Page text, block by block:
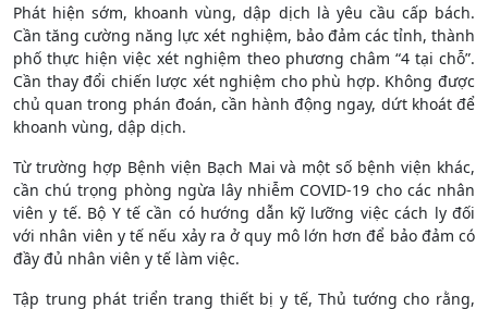
Phát hiện sớm, khoanh vùng, dập dịch là yêu cầu cấp bách.
Cần tăng cường năng lực xét nghiệm, bảo đảm các tỉnh, thành
phố thực hiện việc xét nghiệm theo phương châm “4 tại chỗ”.
Cần thay đổi chiến lược xét nghiệm cho phù hợp. Không được
chủ quan trong phán đoán, cần hành động ngay, dứt khoát để
khoanh vùng, dập dịch.
Từ trường hợp Bệnh viện Bạch Mai và một số bệnh viện khác,
cần chú trọng phòng ngừa lây nhiễm COVID-19 cho các nhân
viên y tế. Bộ Y tế cần có hướng dẫn kỹ lưỡng việc cách ly đối
với nhân viên y tế nếu xảy ra ở quy mô lớn hơn để bảo đảm có
đầy đủ nhân viên y tế làm việc.
Tập trung phát triển trang thiết bị y tế, Thủ tướng cho rằng,